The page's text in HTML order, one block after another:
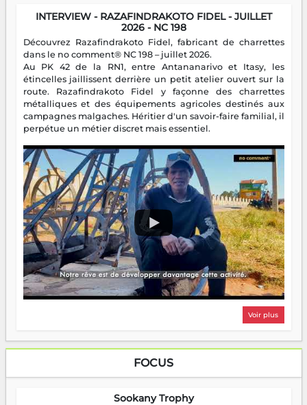
INTERVIEW - RAZAFINDRAKOTO FIDEL - JUILLET
2026 - NC 198
Découvrez Razafindrakoto Fidel, fabricant de charrettes
dans le no comment® NC 198 – juillet 2026.
Au PK 42 de la RN1, entre Antananarivo et Itasy, les
étincelles jaillissent derrière un petit atelier ouvert sur la
route. Razafindrakoto Fidel y façonne des charrettes
métalliques et des équipements agricoles destinés aux
campagnes malgaches. Héritier d'un savoir-faire familial, il
perpétue un métier discret mais essentiel.
Voir plus
FOCUS
Sookany Trophy